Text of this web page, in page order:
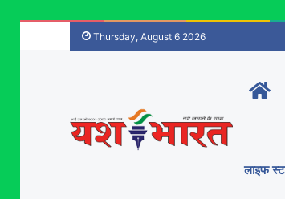
Thursday, August 6 2026
लाइफ